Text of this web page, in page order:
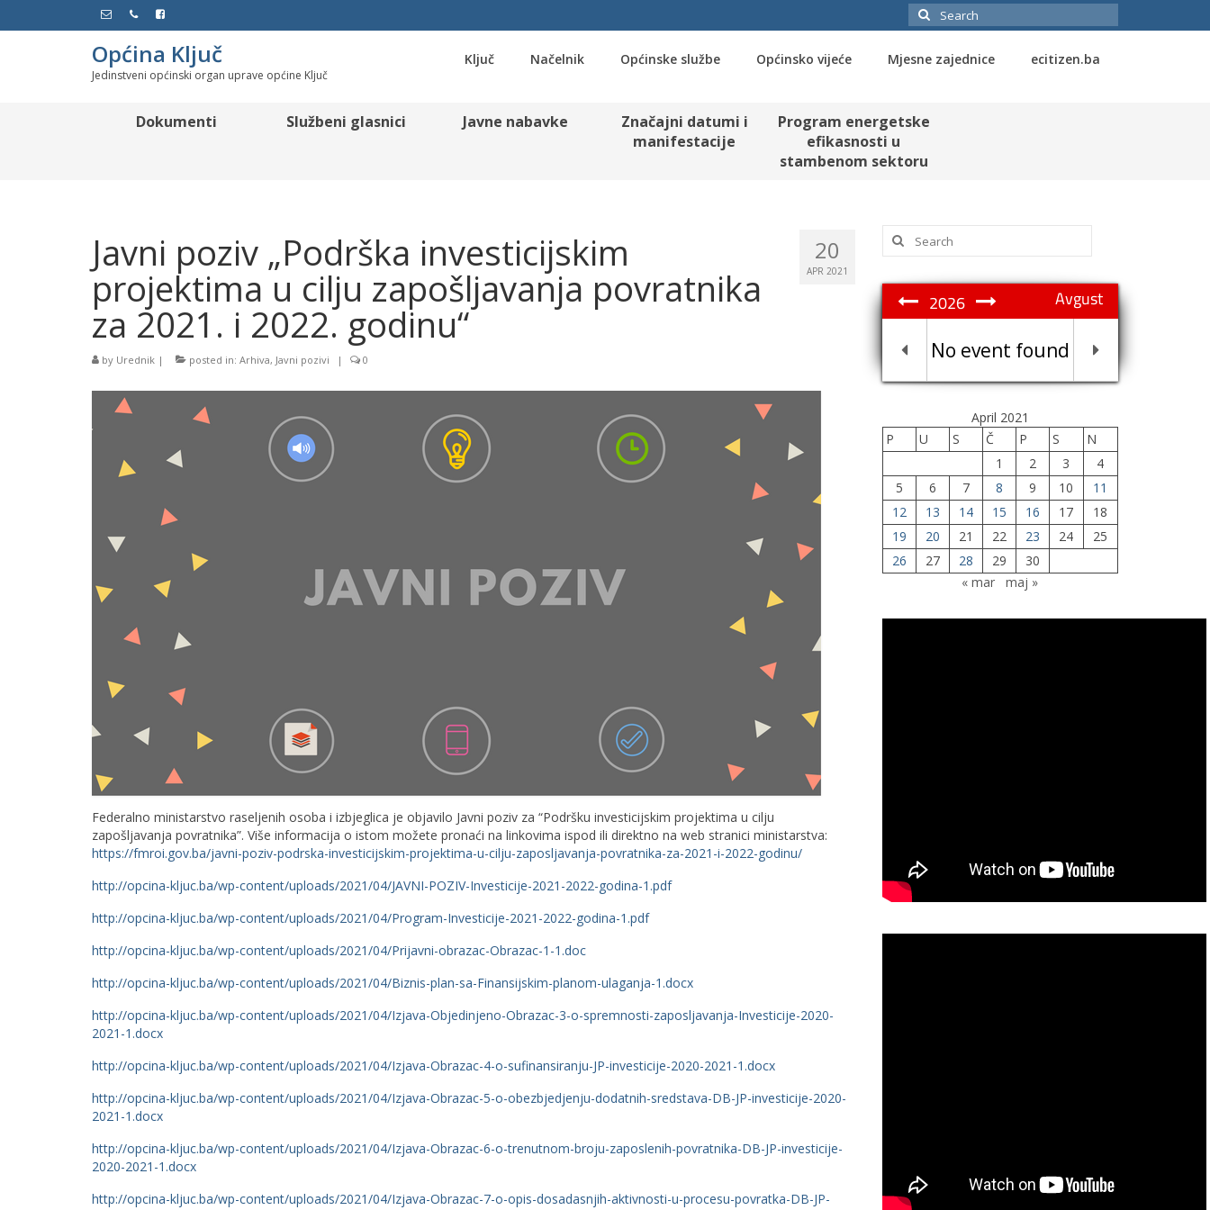
Search
for:
Općina Ključ
Jedinstveni općinski organ uprave općine Ključ
Ključ Načelnik Općinske službe Općinsko vijeće Mjesne zajednice ecitizen.ba
Dokumenti Službeni glasnici Javne nabavke
Značajni datumi i
manifestacije
Program energetske
efikasnosti u
stambenom sektoru
20
APR 2021
Javni poziv „Podrška investicijskim
projektima u cilju zapošljavanja povratnika
za 2021. i 2022. godinu“
by Urednik | posted in: Arhiva, Javni pozivi | 0
Federalno ministarstvo raseljenih osoba i izbjeglica je objavilo Javni poziv za “Podršku investicijskim projektima u cilju
zapošljavanja povratnika”. Više informacija o istom možete pronaći na linkovima ispod ili direktno na web stranici ministarstva:
https://fmroi.gov.ba/javni-poziv-podrska-investicijskim-projektima-u-cilju-zaposljavanja-povratnika-za-2021-i-2022-godinu/
http://opcina-kljuc.ba/wp-content/uploads/2021/04/JAVNI-POZIV-Investicije-2021-2022-godina-1.pdf
http://opcina-kljuc.ba/wp-content/uploads/2021/04/Program-Investicije-2021-2022-godina-1.pdf
http://opcina-kljuc.ba/wp-content/uploads/2021/04/Prijavni-obrazac-Obrazac-1-1.doc
http://opcina-kljuc.ba/wp-content/uploads/2021/04/Biznis-plan-sa-Finansijskim-planom-ulaganja-1.docx
http://opcina-kljuc.ba/wp-content/uploads/2021/04/Izjava-Objedinjeno-Obrazac-3-o-spremnosti-zaposljavanja-Investicije-2020-
2021-1.docx
http://opcina-kljuc.ba/wp-content/uploads/2021/04/Izjava-Obrazac-4-o-sufinansiranju-JP-investicije-2020-2021-1.docx
http://opcina-kljuc.ba/wp-content/uploads/2021/04/Izjava-Obrazac-5-o-obezbjedjenju-dodatnih-sredstava-DB-JP-investicije-2020-
2021-1.docx
http://opcina-kljuc.ba/wp-content/uploads/2021/04/Izjava-Obrazac-6-o-trenutnom-broju-zaposlenih-povratnika-DB-JP-investicije-
2020-2021-1.docx
http://opcina-kljuc.ba/wp-content/uploads/2021/04/Izjava-Obrazac-7-o-opis-dosadasnjih-aktivnosti-u-procesu-povratka-DB-JP-
Search
for:
Avgust
2026
No event found
April 2021
P
U S Č P S
N
1
2 3
4
5
6 7 8 9 10
11
12
13 14 15 16 17
18
19
20 21 22 23 24
25
26
27 28 29
30
« mar
maj »